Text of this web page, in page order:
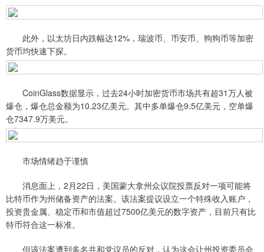
此外，以太坊日内跌幅达12%，瑞波币、币安币、狗狗币等加密
货币均快速下探。
CoinGlass数据显示，过去24小时加密货币市场共有超31万人被
爆仓，爆仓总金额为10.23亿美元。其中多单爆仓9.5亿美元，空单爆
仓7347.9万美元。
市场情绪趋于谨慎
消息面上，2月22日，美国蒙大拿州众议院投票反对一项可能将
比特币作为州储备资产的法案。该法案提议设立一个特殊收入账户，
投资贵金属、稳定币和市值超过7500亿美元的数字资产，目前只有比
特币符合这一标准。
但该法案遭到多名共和党议员的反对，认为这会让州投资委员会